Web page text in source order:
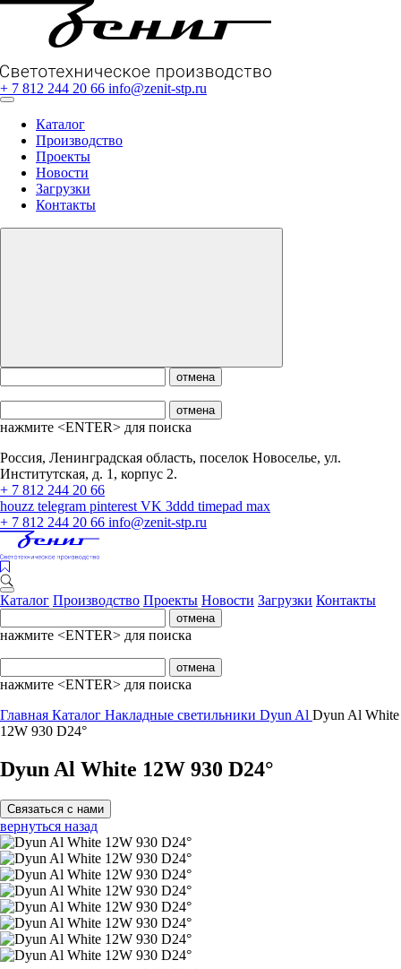
+ 7 812 244 20 66 info@zenit-stp.ru
Каталог
Производство
Проекты
Новости
Загрузки
Контакты
отмена
отмена
нажмите <ENTER> для поиска
Россия, Ленинградская область, поселок Новоселье, ул.
Институтская, д. 1, корпус 2.
+ 7 812 244 20 66
houzz telegram pinterest VK 3ddd timepad max
+ 7 812 244 20 66 info@zenit-stp.ru
Каталог Производство Проекты Новости Загрузки Контакты
отмена
нажмите <ENTER> для поиска
отмена
нажмите <ENTER> для поиска
Главная Каталог Накладные светильники Dyun Al Dyun Al White
12W 930 D24°
Dyun Al White 12W 930 D24°
Связаться с нами
вернуться назад